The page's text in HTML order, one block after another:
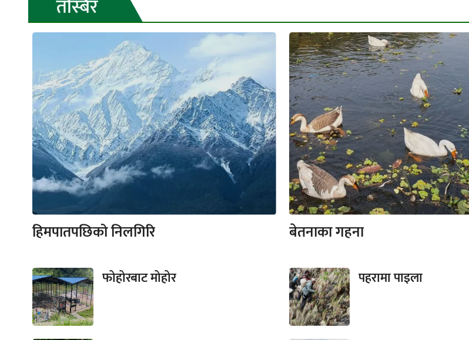
हिमपातपछिको निलगिरि बेतनाका गहना
फोहोरबाट मोहोर पहरामा पाइला